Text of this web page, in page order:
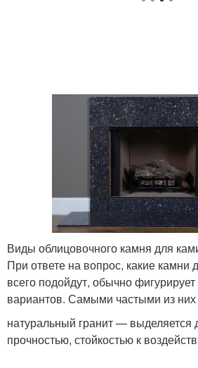
Виды облицовочного камня для
При ответе на вопрос, какие камни
всего подойдут, обычно фигурирует
вариантов. Самыми частыми из них
натуральный гранит — выделяется
прочностью, стойкостью к